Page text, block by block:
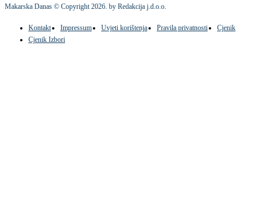
Makarska Danas © Copyright2026. by Redakcija j.d.o.o.
Kontakt Impressum Uvjeti korištenja Pravila privatnosti
Cjenik
Cjenik Izbori